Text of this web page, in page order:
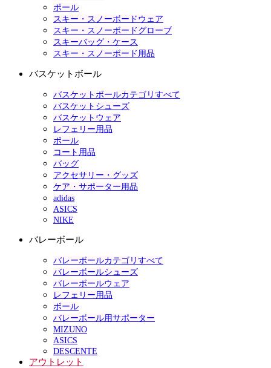
ポール
スキー・スノーボードウェア
スキー・スノーボードグローブ
スキーバッグ・ケース
スキー・スノーボード用品
バスケットボール
バスケットボールカテゴリすべて
バスケットシューズ
バスケットウェア
レフェリー用品
ボール
コート用品
バッグ
アクセサリー・グッズ
ケア・サポーター用品
adidas
ASICS
NIKE
バレーボール
バレーボールカテゴリすべて
バレーボールシューズ
バレーボールウェア
レフェリー用品
ボール
バレーボール用サポーター
MIZUNO
ASICS
DESCENTE
アウトレット